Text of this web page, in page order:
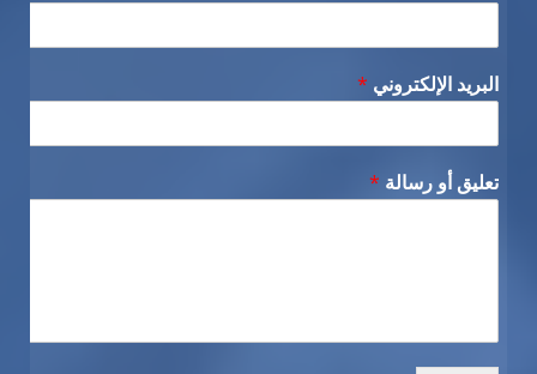
البريد الإلكتروني *
تعليق أو رسالة *